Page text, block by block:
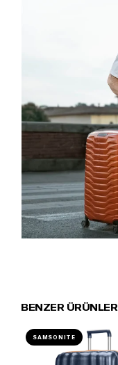
BENZER ÜRÜNLER
SAMSONITE